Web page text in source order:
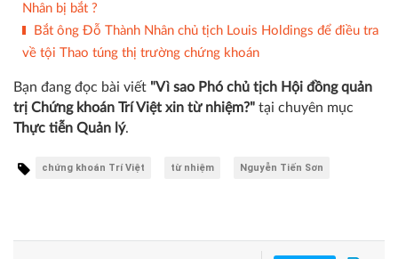
Nhân bị bắt ?
Bắt ông Đỗ Thành Nhân chủ tịch Louis Holdings để điều tra
về tội Thao túng thị trường chứng khoán
Bạn đang đọc bài viết "Vì sao Phó chủ tịch Hội đồng quản
trị Chứng khoán Trí Việt xin từ nhiệm?" tại chuyên mục
Thực tiễn Quản lý.
chứng khoán Trí Việt từ nhiệm Nguyễn Tiến Sơn